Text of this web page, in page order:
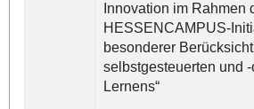
Innovation im Rahmen
HESSENCAMPUS-
besonderer
selbstgesteuerten und
Lernens“